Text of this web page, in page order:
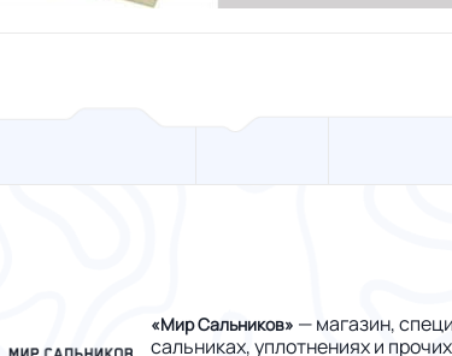
«Мир Сальников» — магазин,
сальниках, уплотнениях и